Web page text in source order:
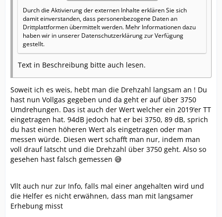
Durch die Aktivierung der externen Inhalte erklären Sie sich
damit einverstanden, dass personenbezogene Daten an
Drittplattformen übermittelt werden. Mehr Informationen dazu
haben wir in unserer Datenschutzerklärung zur Verfügung
gestellt.
Text in Beschreibung bitte auch lesen.
Soweit ich es weis, hebt man die Drehzahl langsam an ! Du
hast nun Vollgas gegeben und da geht er auf über 3750
Umdrehungen. Das ist auch der Wert welcher ein 2019‘er TT
eingetragen hat. 94dB jedoch hat er bei 3750, 89 dB, sprich
du hast einen höheren Wert als eingetragen oder man
messen würde. Diesen wert schafft man nur, indem man
voll drauf latscht und die Drehzahl über 3750 geht. Also so
gesehen hast falsch gemessen 😅
Vllt auch nur zur Info, falls mal einer angehalten wird und
die Helfer es nicht erwähnen, dass man mit langsamer
Erhebung misst